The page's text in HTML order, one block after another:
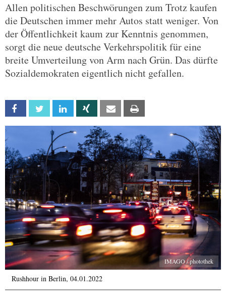
Allen politischen Beschwörungen zum Trotz kaufen
die Deutschen immer mehr Autos statt weniger. Von
der Öffentlichkeit kaum zur Kenntnis genommen,
sorgt die neue deutsche Verkehrspolitik für eine
breite Umverteilung von Arm nach Grün. Das dürfte
Sozialdemokraten eigentlich nicht gefallen.
Facebook Twitter Linkedin Xing Email
IMAGO / photothek
Rushhour in Berlin, 04.01.2022